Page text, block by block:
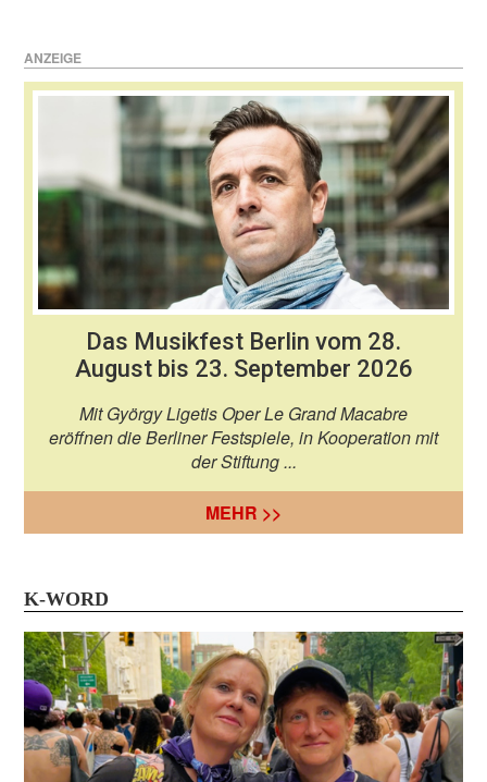
ANZEIGE
Das Musikfest Berlin vom 28.
August bis 23. September 2026
Mit György Ligetis Oper Le Grand Macabre
eröffnen die Berliner Festspiele, in Kooperation mit
der Stiftung ...
MEHR >>
K-WORD